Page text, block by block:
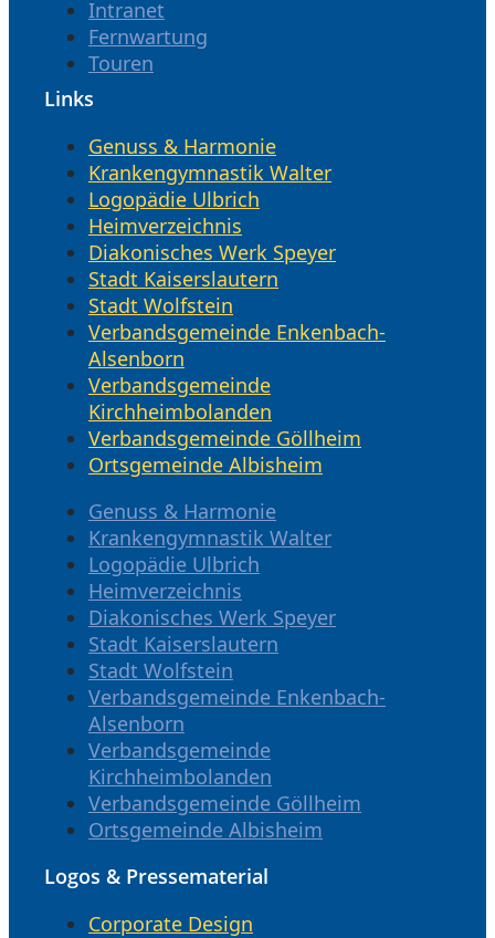
Intranet
Fernwartung
Touren
Links
Genuss & Harmonie
Krankengymnastik Walter
Logopädie Ulbrich
Heimverzeichnis
Diakonisches Werk Speyer
Stadt Kaiserslautern
Stadt Wolfstein
Verbandsgemeinde Enkenbach-
Alsenborn
Verbandsgemeinde
Kirchheimbolanden
Verbandsgemeinde Göllheim
Ortsgemeinde Albisheim
Genuss & Harmonie
Krankengymnastik Walter
Logopädie Ulbrich
Heimverzeichnis
Diakonisches Werk Speyer
Stadt Kaiserslautern
Stadt Wolfstein
Verbandsgemeinde Enkenbach-
Alsenborn
Verbandsgemeinde
Kirchheimbolanden
Verbandsgemeinde Göllheim
Ortsgemeinde Albisheim
Logos & Pressematerial
Corporate Design